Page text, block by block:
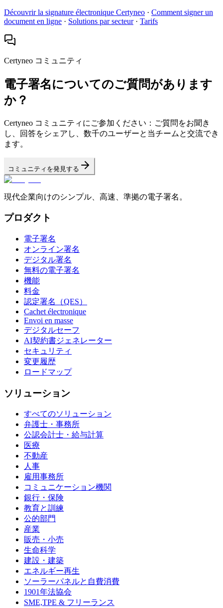
Découvrir la signature électronique Certyneo · Comment signer un
document en ligne · Solutions par secteur· Tarifs
Certyneo コミュニティ
電子署名についてのご質問があります
か？
Certyneo コミュニティにご参加ください：ご質問をお聞き
し、回答をシェアし、数千のユーザーと当チームと交流でき
ます。
コミュニティを発見する
現代企業向けのシンプル、高速、準拠の電子署名。
プロダクト
電子署名
オンライン署名
デジタル署名
無料の電子署名
機能
料金
認定署名（QES）
Cachet électronique
Envoi en masse
デジタルセーフ
AI契約書ジェネレーター
セキュリティ
変更履歴
ロードマップ
ソリューション
すべてのソリューション
弁護士・事務所
公認会計士・給与計算
医療
不動産
人事
雇用事務所
コミュニケーション機関
銀行・保険
教育と訓練
公的部門
産業
販売・小売
生命科学
建設・建築
エネルギー再生
ソーラーパネルと自費消費
1901年法協会
SME,TPE & フリーランス